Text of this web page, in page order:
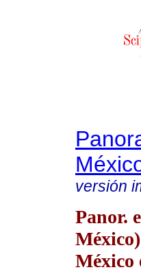
versión
Panor.
México